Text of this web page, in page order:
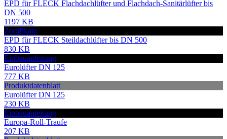
EPD für FLECK Flachdachlüfter und Flachdach-Sanitärlüfter bis
DN 500
1197 KB
Zertifikate
EPD für FLECK Steildachlüfter bis DN 500
830 KB
Einbauanleitung
Eurolüfter DN 125
777 KB
Produktdatenblatt
Eurolüfter DN 125
230 KB
Einbauanleitung
Europa-Roll-Traufe
207 KB